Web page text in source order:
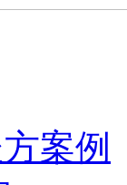
案例